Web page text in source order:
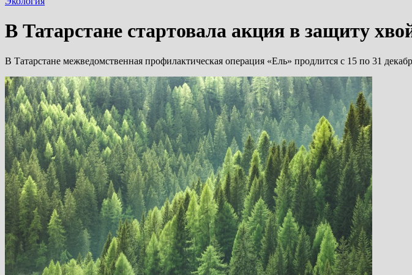
В Татарстане стартовала акция в защиту
В Татарстане межведомственная профилактическая операция «Ель» продлится с 15 по 31